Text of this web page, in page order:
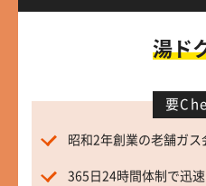
湯ド
要
昭和2年創業の老舗ガ
365日24時間体制で迅